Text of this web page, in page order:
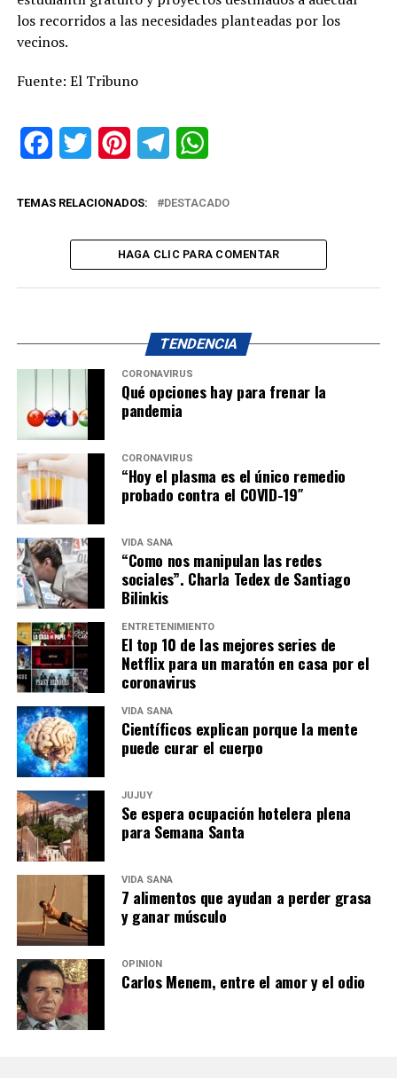
los recorridos a las necesidades planteadas por los
vecinos.
Fuente: El Tribuno
FacebookTwitter PinterestTelegram
TEMAS RELACIONADOS: DESTACADO
HAGA CLIC PARA COMENTAR
TENDENCIA
CORONAVIRUS
Qué opciones hay para frenar la
pandemia
CORONAVIRUS
“Hoy el plasma es el único remedio
probado contra el COVID-19″
VIDA SANA
“Como nos manipulan las redes
sociales”. Charla Tedex de Santiago
Bilinkis
ENTRETENIMIENTO
El top 10 de las mejores series de
Netflix para un maratón en casa por el
coronavirus
VIDA SANA
Científicos explican porque la mente
puede curar el cuerpo
JUJUY
Se espera ocupación hotelera plena
para Semana Santa
VIDA SANA
7 alimentos que ayudan a perder grasa
y ganar músculo
OPINIÓN
Carlos Menem, entre el amor y el odio